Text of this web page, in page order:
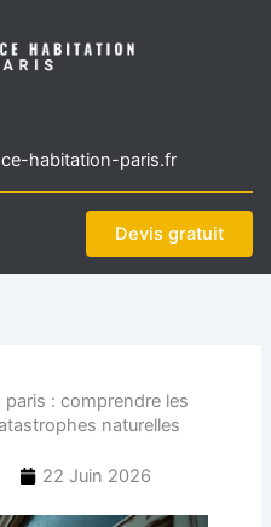
habitation-paris.fr
Devis gratuit
: comprendre les
naturelles
22 Juin 2026